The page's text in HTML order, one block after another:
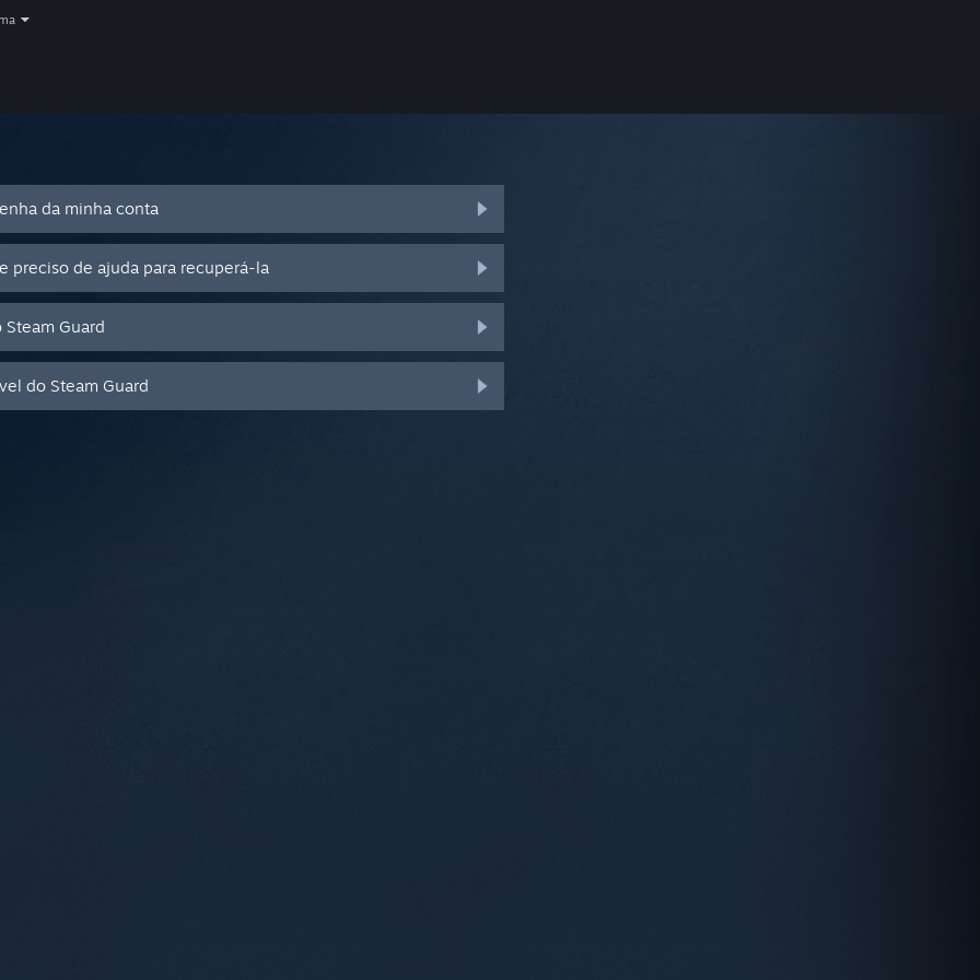
da minha conta
preciso de ajuda para recuperá-la
Guard
do Steam Guard